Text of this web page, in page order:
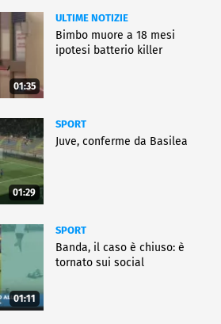
01:35
ULTIME NOTIZIE
Bimbo muore a 18 mesi
ipotesi batterio killer
01:29
SPORT
Juve, conferme da Basilea
01:11
SPORT
Banda, il caso è chiuso: è
tornato sui social